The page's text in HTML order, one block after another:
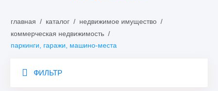
главная / каталог / недвижимое имущество /
коммерческая недвижимость /
паркинги, гаражи, машино-места
ФИЛЬТР